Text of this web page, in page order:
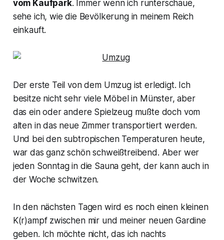
vom Kaufpark. Immer wenn ich runterschaue,
sehe ich, wie die Bevölkerung in meinem Reich
einkauft.
Der erste Teil von dem Umzug ist erledigt. Ich
besitze nicht sehr viele Möbel in Münster, aber
das ein oder andere Spielzeug mußte doch vom
alten in das neue Zimmer transportiert werden.
Und bei den subtropischen Temperaturen heute,
war das ganz schön schweißtreibend. Aber wer
jeden Sonntag in die Sauna geht, der kann auch in
der Woche schwitzen.
In den nächsten Tagen wird es noch einen kleinen
K(r)ampf zwischen mir und meiner neuen Gardine
geben. Ich möchte nicht, das ich nachts